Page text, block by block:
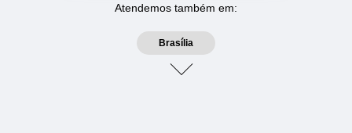
Atendemos também em:
Brasília